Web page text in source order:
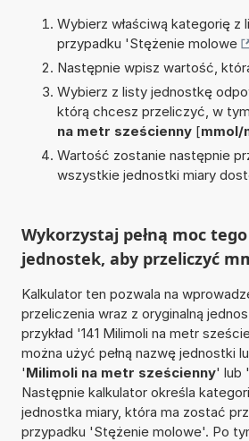
Wybierz właściwą kategorię z
przypadku 'Stężenie molowe
Następnie wpisz wartość,
Wybierz z listy jednostkę
którą chcesz przeliczyć, w
na metr sześcienny[mmol/
Wartość zostanie następnie
wszystkie jednostki miary
Wykorzystaj pełną moc
jednostek, aby przeliczyć
Kalkulator ten pozwala na
przeliczenia wraz z oryginalną
przykład '141 Milimoli na metr
można użyć pełną nazwę jednostki
'Milimoli na metr sześcienny' lub '
Następnie kalkulator określa
jednostka miary, która ma zostać
przypadku 'Stężenie molowe'. Po